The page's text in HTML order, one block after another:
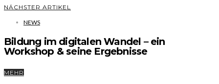
NÄCHSTER ARTIKEL
NEWS
Bildung im digitalen Wandel – ein
Workshop & seine Ergebnisse
MEHR